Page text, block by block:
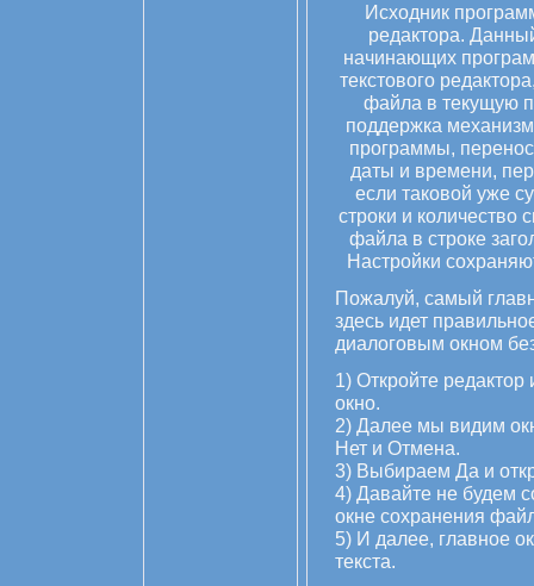
Исходник
редактора.
начинающих
текстового
файла в текущую
поддержка
программы, перенос
даты и времени,
если таковой уже
строки и количество
файла в строке
Настройки
Пожалуй, самый
здесь идет
диалоговым окном
1) Откройте редактор
окно.
2) Далее мы видим
Нет и Отмена.
3) Выбираем Да и
4) Давайте не будем
окне сохранения
5) И далее, главное
текста.